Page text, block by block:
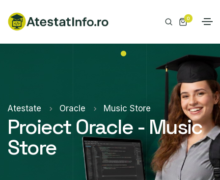
0
Atestate Oracle Music Store
Proiect Oracle - Music
Store